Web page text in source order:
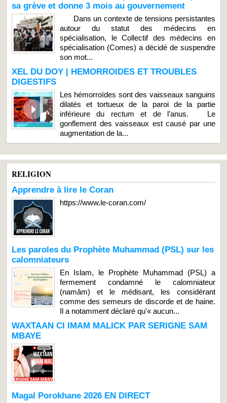
sa grève et donne 3 mois au gouvernement
Dans un contexte de tensions persistantes
autour du statut des médecins en
spécialisation, le Collectif des médecins en
spécialisation (Comes) a décidé de suspendre
son mot...
XEL DU DOY | HEMORROIDES ET TROUBLES
DIGESTIFS
Les hémorroïdes sont des vaisseaux sanguins
dilatés et tortueux de la paroi de la partie
inférieure du rectum et de l’anus. Le
gonflement des vaisseaux est causé par une
augmentation de la...
RELIGION
Apprendre à lire le Coran
https://www.le-coran.com/
Les paroles du Prophète Muhammad (PSL) sur les
calomniateurs
En Islam, le Prophète Muhammad (PSL) a
fermement condamné le calomniateur
(namâm) et le médisant, les considérant
comme des semeurs de discorde et de haine.
Il a notamment déclaré qu'« aucun...
WAXTAAN CI IMAM MALICK PAR SERIGNE SAM
MBAYE
Magal Porokhane 2026 EN DIRECT